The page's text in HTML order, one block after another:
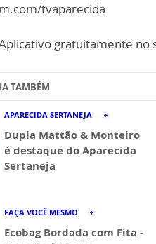
tvaparecida
gratuitamente no
TAMBÉM
APARECIDA SERTANEJA
Dupla Mattão & Monteiro
é destaque do Aparecida
Sertaneja
FAÇA VOCÊ MESMO
Ecobag Bordada com Fita -